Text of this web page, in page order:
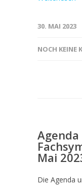
30. MAI 2023
NOCH KEINE
Agenda
Mai
Die Agenda